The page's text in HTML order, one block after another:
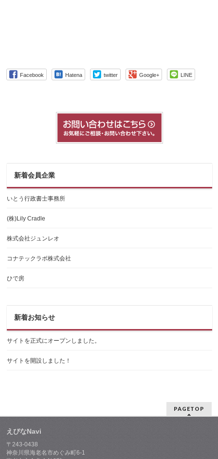
Facebook Hatena twitter Google+ LINE
新着会員企業
いとう行政書士事務所
(株)Lily Cradle
株式会社ジュンレオ
コナテックラボ株式会社
ひで房
新着お知らせ
サイトを正式にオープンしました。
サイトを開設しました！
PAGETOP
えびなNavi
〒243-0438
神奈川県海老名市めぐみ町6-1